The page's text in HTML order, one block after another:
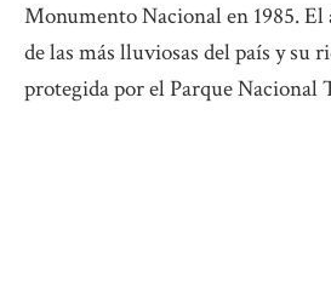
Monumento Nacional en 1985. El
de las más lluviosas del país y su
protegida por el Parque Nacional